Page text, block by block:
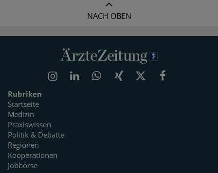
NACH OBEN
Rubriken
Startseite
Medizin
Praxiswissen
Politik & Debatte
Regionen
Kooperationen
Jobbörse